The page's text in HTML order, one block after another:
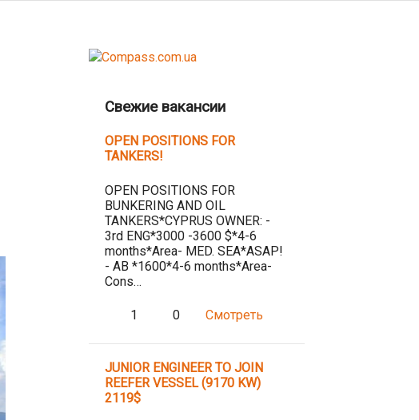
Свежие вакансии
OPEN POSITIONS FOR
TANKERS!
OPEN POSITIONS FOR
BUNKERING AND OIL
TANKERS*CYPRUS OWNER: -
3rd ENG*3000 -3600 $*4-6
months*Area- MED. SEA*ASAP!
- AB *1600*4-6 months*Area-
Cons…
1 0 Смотреть
JUNIOR ENGINEER TO JOIN
REEFER VESSEL (9170 KW)
2119$